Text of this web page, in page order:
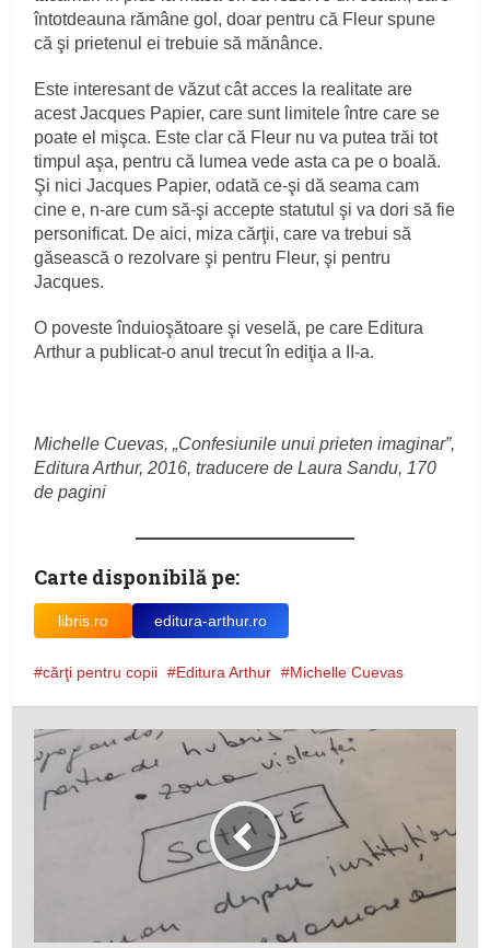
întotdeauna rămâne gol, doar pentru că Fleur spune
că şi prietenul ei trebuie să mănânce.
Este interesant de văzut cât acces la realitate are
acest Jacques Papier, care sunt limitele între care se
poate el mişca. Este clar că Fleur nu va putea trăi tot
timpul aşa, pentru că lumea vede asta ca pe o boală.
Şi nici Jacques Papier, odată ce-şi dă seama cam
cine e, n-are cum să-şi accepte statutul şi va dori să fie
personificat. De aici, miza cărţii, care va trebui să
găsească o rezolvare şi pentru Fleur, şi pentru
Jacques.
O poveste înduioşătoare şi veselă, pe care Editura
Arthur a publicat-o anul trecut în ediţia a II-a.
Michelle Cuevas, „Confesiunile unui prieten imaginar”,
Editura Arthur, 2016, traducere de Laura Sandu, 170
de pagini
Carte disponibilă pe:
libris.ro editura-arthur.ro
cărţi pentru copii Editura Arthur Michelle Cuevas